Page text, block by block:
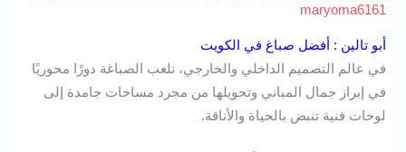
maryoma6161
أبو تالين : أفضل صباغ في الكويت
في عالم التصميم الداخلي والخارجي، تلعب الصباغة دورًا محوريًا
في إبراز جمال المباني وتحويلها من مجرد مساحات جامدة إلى
لوحات فنية تنبض بالحياة والأناقة.